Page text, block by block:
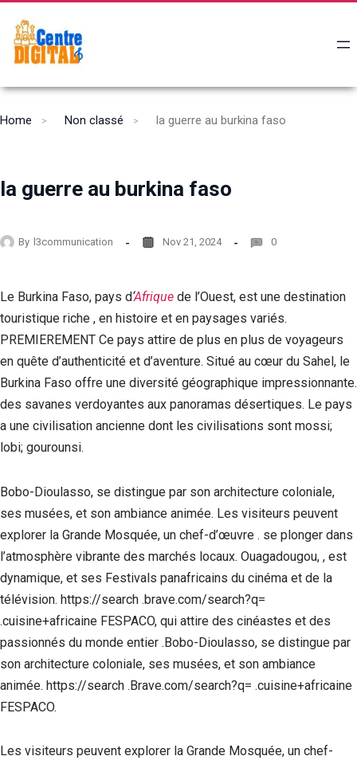
Home Non classé la guerre au burkina faso
la guerre au burkina faso
By l3communication Nov 21, 2024 0
Le Burkina Faso, pays d‘Afrique de l’Ouest, est une destination
touristique riche , en histoire et en paysages variés.
PREMIEREMENT Ce pays attire de plus en plus de voyageurs
en quête d’authenticité et d’aventure. Situé au cœur du Sahel, le
Burkina Faso offre une diversité géographique impressionnante.
des savanes verdoyantes aux panoramas désertiques. Le pays
a une civilisation ancienne dont les civilisations sont mossi;
lobi; gourounsi.
Bobo-Dioulasso, se distingue par son architecture coloniale,
ses musées, et son ambiance animée. Les visiteurs peuvent
explorer la Grande Mosquée, un chef-d’œuvre . se plonger dans
l’atmosphère vibrante des marchés locaux. Ouagadougou, , est
dynamique, et ses Festivals panafricains du cinéma et de la
télévision. https://search .brave.com/search?q=
.cuisine+africaine FESPACO, qui attire des cinéastes et des
passionnés du monde entier .Bobo-Dioulasso, se distingue par
son architecture coloniale, ses musées, et son ambiance
animée. https://search .Brave.com/search?q= .cuisine+africaine
FESPACO.
Les visiteurs peuvent explorer la Grande Mosquée, un chef-